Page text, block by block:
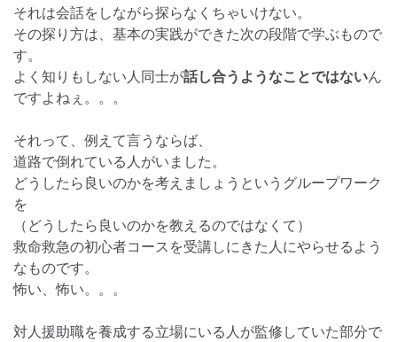
それは会話をしながら探らなくちゃいけない。
その探り方は、基本の実践ができた次の段階で学ぶもので
す。
よく知りもしない人同士が話し合うようなことではないん
ですよねぇ。。。
それって、例えて言うならば、
道路で倒れている人がいました。
どうしたら良いのかを考えましょうというグループワーク
を
（どうしたら良いのかを教えるのではなくて）
救命救急の初心者コースを受講しにきた人にやらせるよう
なものです。
怖い、怖い。。。
対人援助職を養成する立場にいる人が監修していた部分で